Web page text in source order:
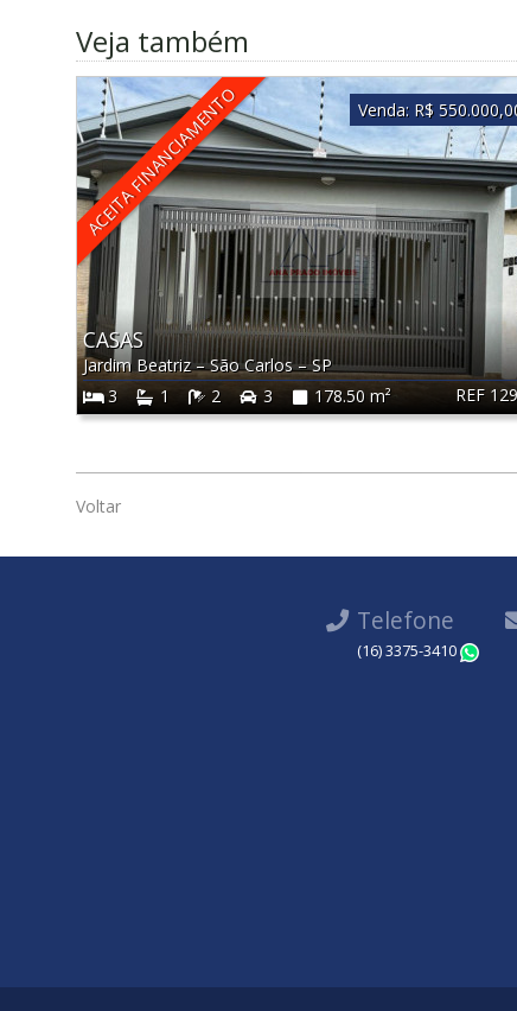
Veja também
ACEITA FINANCIAMENTO
REF
CASAS
Jardim Beatriz–São Carlos–SP
3
1 2 3 178.50 m²
Venda: R$
Voltar
Telefone
(16) 3375-3410